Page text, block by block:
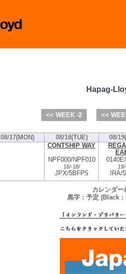
Hapag-
<< WEEK -2 <<
08/17(MON) 08/18(TUE)
08/
CONTSHIP WAY
NPF000/NPF010
18/-18/
JPX/5BFP5
19/
IRA/
カレンダー
黒字：予定 (Black